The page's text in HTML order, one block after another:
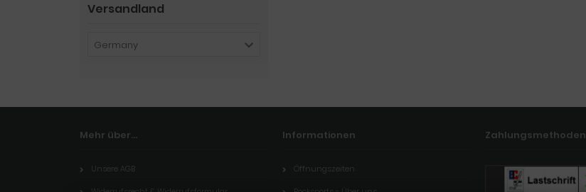
Versandland
Germany
Mehr über...
Unsere AGB
Informationen
Öffnungszeiten
Zahlungsmethoden